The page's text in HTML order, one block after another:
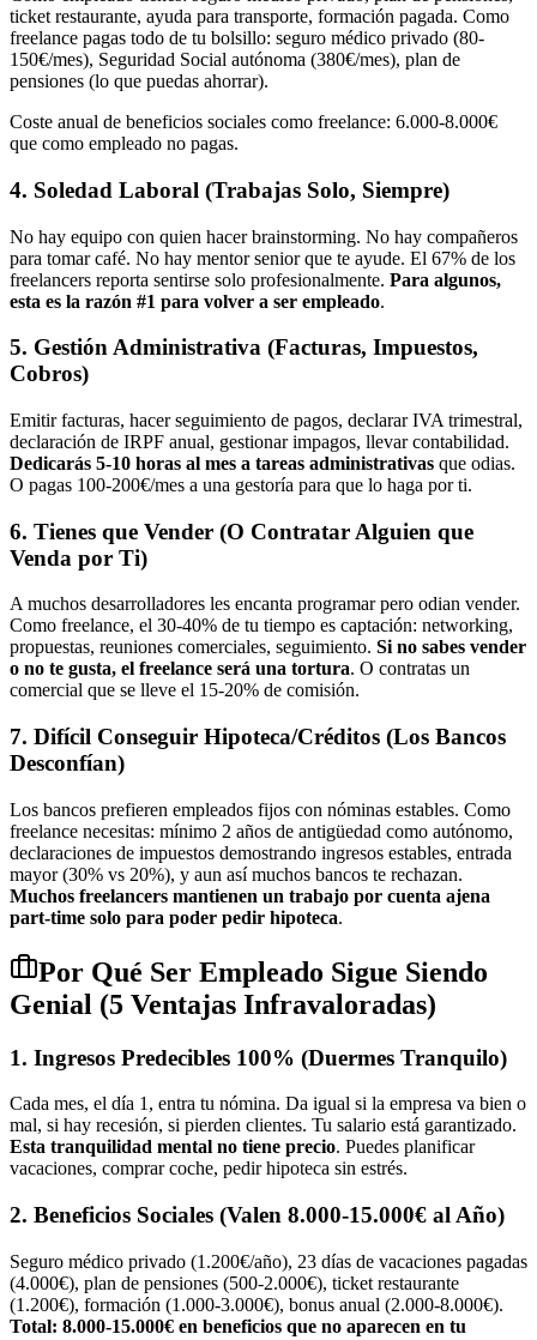
ticket restaurante, ayuda para transporte, formación pagada. Como
freelance pagas todo de tu bolsillo: seguro médico privado (80-
150€/mes), Seguridad Social autónoma (380€/mes), plan de
pensiones (lo que puedas ahorrar).
Coste anual de beneficios sociales como freelance: 6.000-8.000€
que como empleado no pagas.
4. Soledad Laboral (Trabajas Solo, Siempre)
No hay equipo con quien hacer brainstorming. No hay compañeros
para tomar café. No hay mentor senior que te ayude. El 67% de los
freelancers reporta sentirse solo profesionalmente. Para algunos,
esta es la razón #1 para volver a ser empleado.
5. Gestión Administrativa (Facturas, Impuestos,
Cobros)
Emitir facturas, hacer seguimiento de pagos, declarar IVA trimestral,
declaración de IRPF anual, gestionar impagos, llevar contabilidad.
Dedicarás 5-10 horas al mes a tareas administrativas que odias.
O pagas 100-200€/mes a una gestoría para que lo haga por ti.
6. Tienes que Vender (O Contratar Alguien que
Venda por Ti)
A muchos desarrolladores les encanta programar pero odian vender.
Como freelance, el 30-40% de tu tiempo es captación: networking,
propuestas, reuniones comerciales, seguimiento. Si no sabes vender
o no te gusta, el freelance será una tortura. O contratas un
comercial que se lleve el 15-20% de comisión.
7. Difícil Conseguir Hipoteca/Créditos (Los Bancos
Desconfían)
Los bancos prefieren empleados fijos con nóminas estables. Como
freelance necesitas: mínimo 2 años de antigüedad como autónomo,
declaraciones de impuestos demostrando ingresos estables, entrada
mayor (30% vs 20%), y aun así muchos bancos te rechazan.
Muchos freelancers mantienen un trabajo por cuenta ajena
part-time solo para poder pedir hipoteca.
Por Qué Ser Empleado Sigue Siendo
Genial (5 Ventajas Infravaloradas)
1. Ingresos Predecibles 100% (Duermes Tranquilo)
Cada mes, el día 1, entra tu nómina. Da igual si la empresa va bien o
mal, si hay recesión, si pierden clientes. Tu salario está garantizado.
Esta tranquilidad mental no tiene precio. Puedes planificar
vacaciones, comprar coche, pedir hipoteca sin estrés.
2. Beneficios Sociales (Valen 8.000-15.000€ al Año)
Seguro médico privado (1.200€/año), 23 días de vacaciones pagadas
(4.000€), plan de pensiones (500-2.000€), ticket restaurante
(1.200€), formación (1.000-3.000€), bonus anual (2.000-8.000€).
Total: 8.000-15.000€ en beneficios que no aparecen en tu